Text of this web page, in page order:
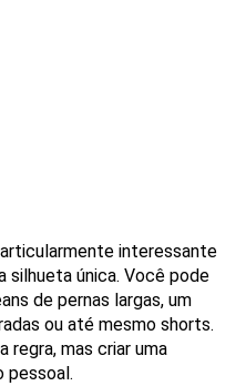
interessante
silhueta única. Você pode
de pernas largas, um
ou até mesmo shorts.
regra, mas criar uma
pessoal.